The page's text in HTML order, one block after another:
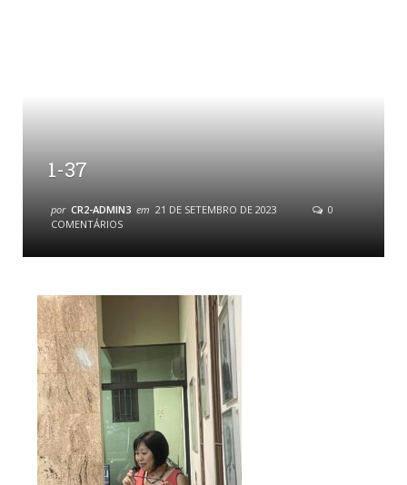
1-37
por CR2-ADMIN3 em 21 DE SETEMBRO DE 2023
0
COMENTÁRIOS